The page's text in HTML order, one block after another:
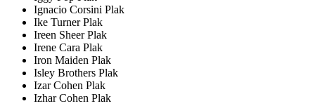
Ignacio Corsini Plak
Ike Turner Plak
Ireen Sheer Plak
Irene Cara Plak
Iron Maiden Plak
Isley Brothers Plak
Izar Cohen Plak
Izhar Cohen Plak